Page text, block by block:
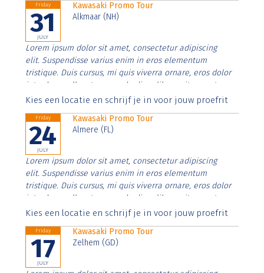
Friday
31
JULY
Kawasaki Promo Tour
Alkmaar (NH)
Lorem ipsum dolor sit amet, consectetur adipiscing
elit. Suspendisse varius enim in eros elementum
tristique. Duis cursus, mi quis viverra ornare, eros dolor
interdum nulla, ut commodo diam libero vitae erat.
Aenean faucibus nibh et justo cursus id rutrum lorem
Kies een locatie en schrijf je in voor jouw proefrit
Friday
24
JULY
Kawasaki Promo Tour
Almere (FL)
Lorem ipsum dolor sit amet, consectetur adipiscing
elit. Suspendisse varius enim in eros elementum
tristique. Duis cursus, mi quis viverra ornare, eros dolor
interdum nulla, ut commodo diam libero vitae erat.
Aenean faucibus nibh et justo cursus id rutrum lorem
Kies een locatie en schrijf je in voor jouw proefrit
Friday
17
JULY
Kawasaki Promo Tour
Zelhem (GD)